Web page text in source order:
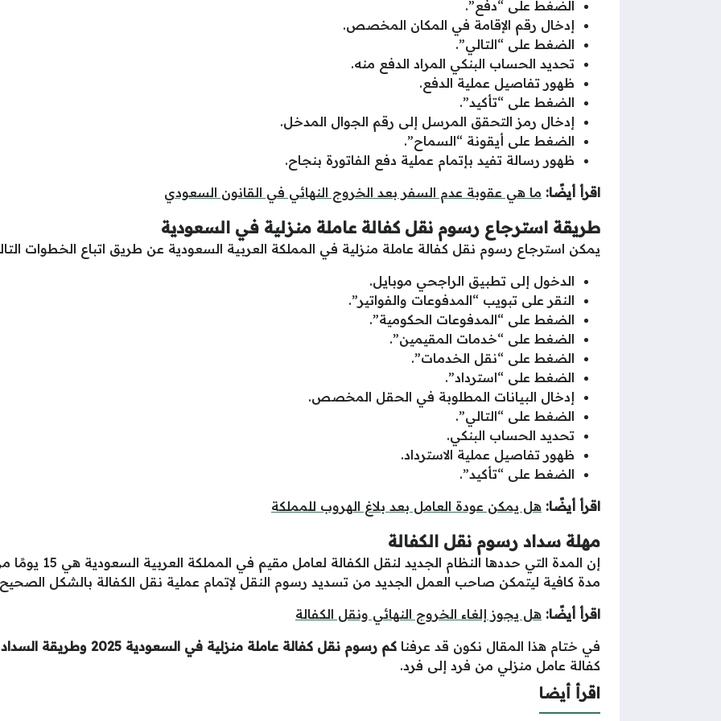
الضغط على “دفع”.
إدخال رقم الإقامة في المكان المخصص.
الضغط على “التالي”.
تحديد الحساب البنكي المراد الدفع منه.
ظهور تفاصيل عملية الدفع.
الضغط على “تأكيد”.
إدخال رمز التحقق المرسل إلى رقم الجوال المدخل.
الضغط على أيقونة “السماح”.
ظهور رسالة تفيد بإتمام عملية دفع الفاتورة بنجاح.
اقرأ أيضًا: ما هي عقوبة عدم السفر بعد الخروج النهائي في القانون السعودي
طريقة استرجاع رسوم نقل كفالة عاملة منزلية في السعودية
يمكن استرجاع رسوم نقل كفالة عاملة منزلية في المملكة العربية السعودية عن طريق اتباع الخطوات
الدخول إلى تطبيق الراجحي موبايل.
النقر على تبويب “المدفوعات والفواتير”.
الضغط على “المدفوعات الحكومية”.
الضغط على “خدمات المقيمين”.
الضغط على “نقل الخدمات”.
الضغط على “استرداد”.
إدخال البيانات المطلوبة في الحقل المخصص.
الضغط على “التالي”.
تحديد الحساب البنكي.
ظهور تفاصيل عملية الاسترداد.
الضغط على “تأكيد”.
اقرأ أيضًا: هل يمكن عودة العامل بعد بلاغ الهروب للمملكة
مهلة سداد رسوم نقل الكفالة
إن المدة التي
مدة كافية ليتمكن صاحب العمل الجديد من تسديد رسوم النقل لإتمام عملية نقل الكفالة بالشكل
اقرأ أيضًا: هل يجوز إلغاء الخروج النهائي ونقل الكفالة
في ختام هذا المقال نكون قد عرفنا كم رسوم نقل كفالة عاملة منزلية في السعودية 2025 وطريقة السداد والاسترجاع،
كفالة عامل منزلي من فرد إلى فرد.
اقرأ أيضا